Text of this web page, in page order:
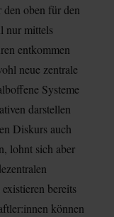
oben für den
nur mittels
entkommen
neue zentrale
Systeme
darstellen
Diskurs auch
lohnt sich aber
bereits
können